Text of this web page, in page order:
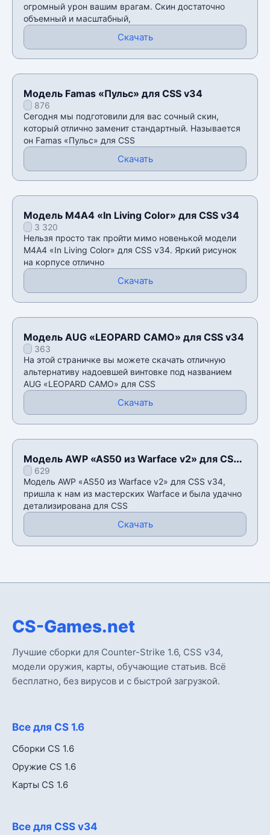
огромный урон вашим врагам. Скин достаточно
объемный и масштабный,
Скачать
Модель Famas «Пульс» для CSS v34
876
Сегодня мы подготовили для вас сочный скин,
который отлично заменит стандартный. Называется
он Famas «Пульс» для CSS
Скачать
Модель М4А4 «In Living Color» для CSS v34
3 320
Нельзя просто так пройти мимо новенькой модели
М4А4 «In Living Color» для CSS v34. Яркий рисунок
на корпусе отлично
Скачать
Модель AUG «LEOPARD CAMO» для CSS v34
363
На этой страничке вы можете скачать отличную
альтернативу надоевшей винтовке под названием
AUG «LEOPARD CAMO» для CSS
Скачать
Модель AWP «AS50 из Warface v2» для CSS
v34629
Модель AWP «AS50 из Warface v2» для CSS v34,
пришла к нам из мастерских Warface и была удачно
детализирована для CSS
Скачать
CS-Games.net
Лучшие сборки для Counter-Strike 1.6, CSS v34,
модели оружия, карты, обучающие статьив. Всё
бесплатно, без вирусов и с быстрой загрузкой.
Все для CS 1.6
Сборки CS 1.6
Оружие CS 1.6
Карты CS 1.6
Все для CSS v34